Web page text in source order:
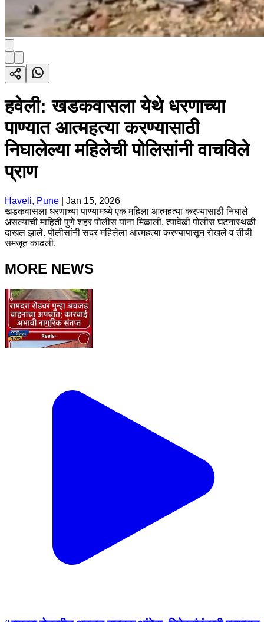
हवेली: खडकवासला येथे धरणाच्या
पाण्यात आत्महत्या करण्यासाठी
निघालेल्या महिलेची पोलिसांनी वाचविले
प्राण
Haveli, Pune
Jan 15, 2026
खडकवासला धरणाच्या पाण्यामध्ये एक महिला आत्महत्या करण्यासाठी निघाले
असल्याची माहिती पुणे शहर पोलीस यांना मिळाली. त्यावेळी पोलीस घटनास्थळी
दाखल झाले. पोलीसांनी सदर महिलेला आत्महत्या करण्यापासून रोखले व तीची
समजूत काढली.
MORE NEWS